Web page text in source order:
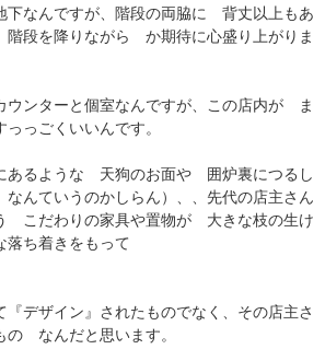
下なんですが、階段の両脇に 背丈以上もあ
段を降りながら か期待に心盛り上がりま
ンターと個室なんですが、この店内が ま
っごくいいんです。
あるような 天狗のお面や 囲炉裏につるし
なんていうのかしらん）、、先代の店主さん
こだわりの家具や置物が 大きな枝の生け
落ち着きをもって
『デザイン』されたものでなく、その店主さ
の なんだと思います。